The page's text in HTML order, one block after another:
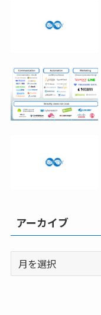
アーカイブ
ー